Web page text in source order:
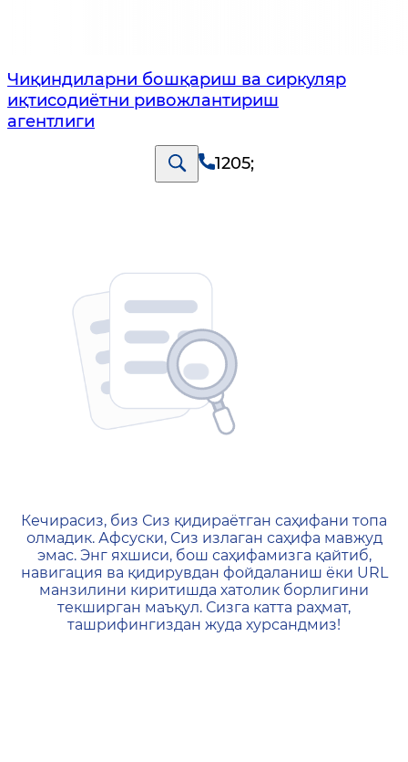
Чиқиндиларни бошқариш ва сиркуляр
иқтисодиётни ривожлантириш
агентлиги
1205;
404 — Страница не
Кечирасиз, биз Сиз қидираётган саҳифани топа
олмадик. Афсуски, Сиз излаган саҳифа мавжуд
эмас. Энг яхшиси, бош саҳифамизга қайтиб,
навигация ва қидирувдан фойдаланиш ёки URL
манзилини киритишда хатолик борлигини
текширган маъқул. Сизга катта раҳмат,
ташрифингиздан жуда хурсандмиз!